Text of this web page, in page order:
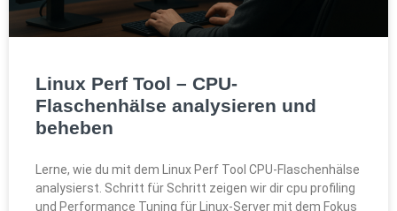
Linux Perf Tool – CPU-
Flaschenhälse analysieren und
beheben
Lerne, wie du mit dem Linux Perf Tool CPU-Flaschenhälse
analysierst. Schritt für Schritt zeigen wir dir cpu profiling
und Performance Tuning für Linux-Server mit dem Fokus